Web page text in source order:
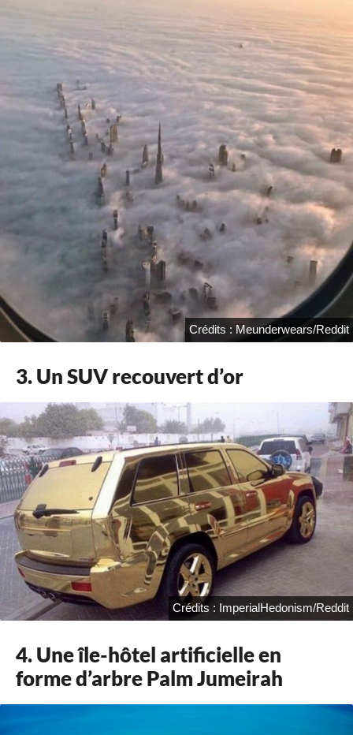
Crédits : Meunderwears/Reddit
3. Un SUV recouvert d’or
Crédits : ImperialHedonism/Reddit
4. Une île-hôtel artificielle en
forme d’arbre Palm Jumeirah